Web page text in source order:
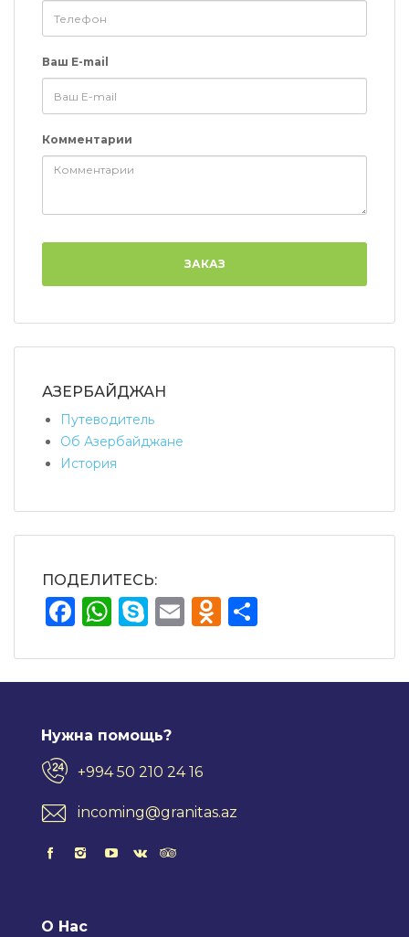
Ваш E-mail
Комментарии
ЗАКАЗ
АЗЕРБАЙДЖАН
Путеводитель
Об Азербайджане
История
ПОДЕЛИТЕСЬ:
Facebook
WhatsApp
Skype
Email
Нужна помощь?
+994 50 210 24 16
incoming@granitas.az
О Нас